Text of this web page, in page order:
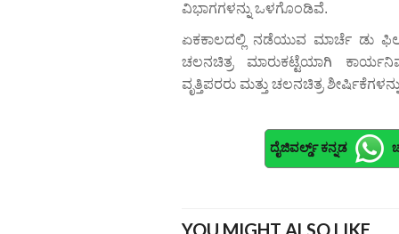
ವಿಭಾಗಗಳನ್ನು ಒಳಗೊಂಡಿವೆ.
ಏಕಕಾಲದಲ್ಲಿ ನಡೆಯುವ ಮಾರ್ಚೆ ಡು
ಚಲನಚಿತ್ರ ಮಾರುಕಟ್ಟೆಯಾಗಿ
ವೃತ್ತಿಪರರು ಮತ್ತು ಚಲನಚಿತ್ರ
ದೈಜಿವರ್ಲ್ಡ್ ಕನ್ನಡ